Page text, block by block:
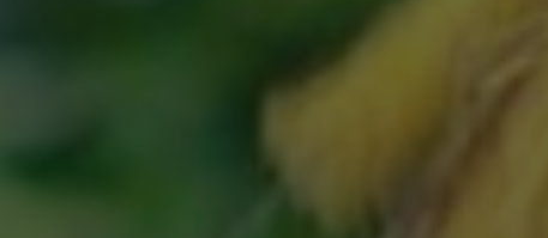
Quelle île visiter ?
Mont Taranaki
Toute l’île du Nord